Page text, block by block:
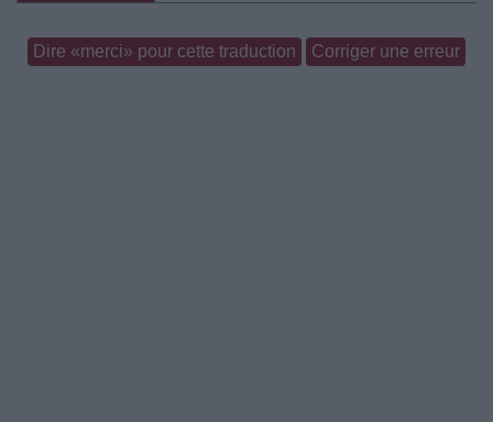
Dire «merci» pour cette traduction Corriger une erreur